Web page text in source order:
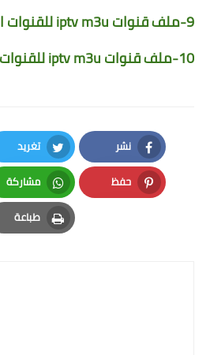
9- ملف قنوات iptv m3u للقنوات الافلام عبر العالم
10- ملف قنوات iptv m3u للقنوات الوثائقية
نشر
Facebook
تغريد
Twitter
حفظ
Pinterest
مشاركة
Whatsapp
طباعة
Print